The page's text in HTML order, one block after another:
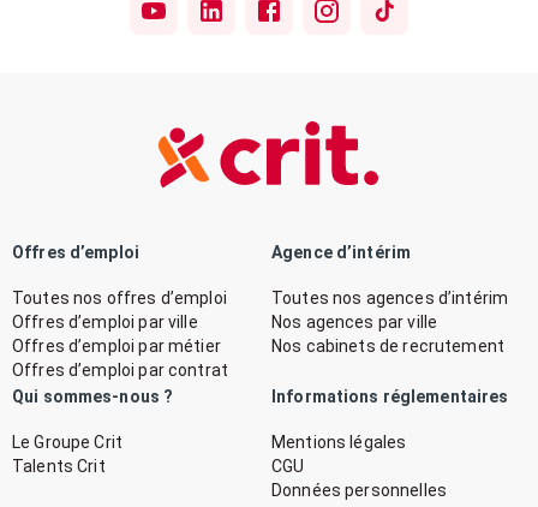
Offres d’emploi
Toutes nos offres d’emploi
Offres d’emploi par ville
Offres d’emploi par métier
Offres d’emploi par contrat
Agence d’intérim
Toutes nos agences d’intérim
Nos agences par ville
Nos cabinets de recrutement
Qui sommes-nous ?
Le Groupe Crit
Talents Crit
Informations réglementaires
Mentions légales
CGU
Données personnelles